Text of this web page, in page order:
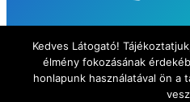
© 2026 Mezőberényi Petőfi Sándor
Kedves Látogató!
élmény fokozásának
honlapunk használatával ön a